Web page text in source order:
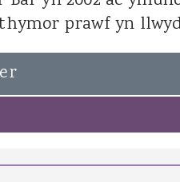
prawf yn